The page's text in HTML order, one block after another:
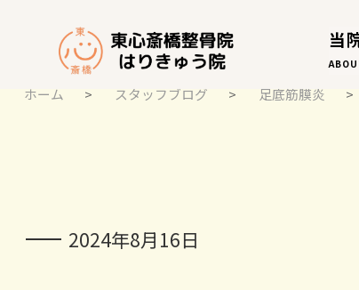
当
ホーム > スタッフブログ > 足底筋膜炎 >
2024年8月16日